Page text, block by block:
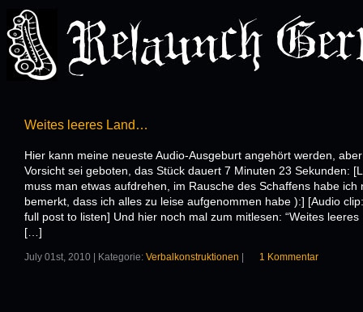
Weites leeres Land…
Hier kann meine neueste Audio-Ausgeburt angehört werden, aber
Vorsicht sei geboten, das Stück dauert 7 Minuten 23 Sekunden:
muss man etwas aufdrehen, im Rausche des Schaffens habe ich
bemerkt, dass ich alles zu leise aufgenommen habe ):] [Audio
full post to listen] Und hier noch mal zum mitlesen: “Weites leeres
[…]
July 01st, 2010 | Kategorie: Verbalkonstruktionen 1 Kommentar